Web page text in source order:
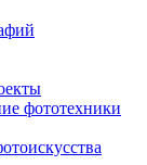
фототехники